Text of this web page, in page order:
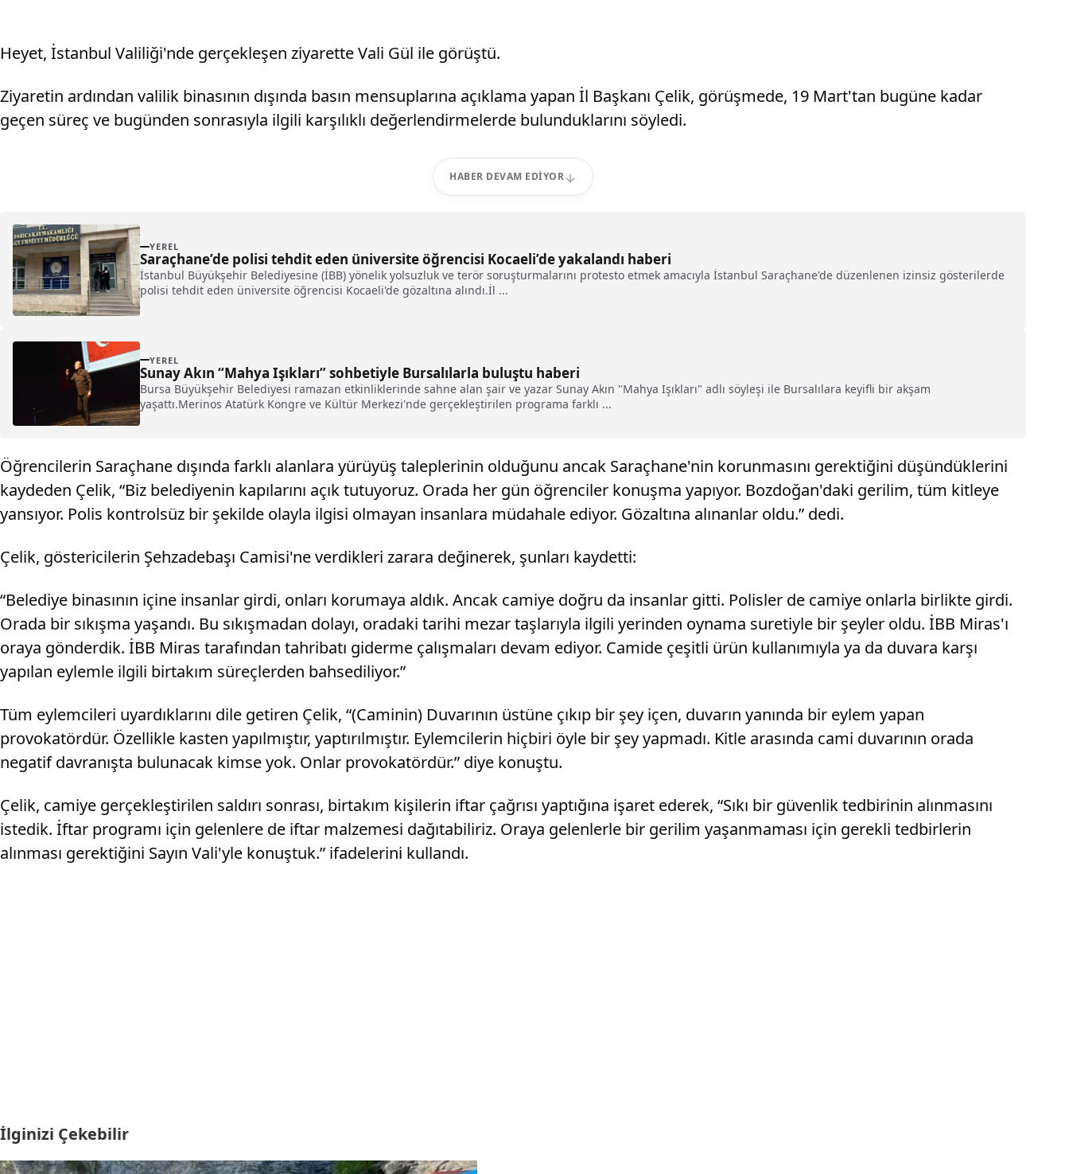
Heyet, İstanbul Valiliği'nde gerçekleşen ziyarette Vali Gül ile görüştü.
Ziyaretin ardından valilik binasının dışında basın mensuplarına açıklama yapan İl Başkanı Çelik, görüşmede, 19 Mart'tan bugüne kadar
geçen süreç ve bugünden sonrasıyla ilgili karşılıklı değerlendirmelerde bulunduklarını söyledi.
HABER DEVAM EDIYOR
YEREL
Saraçhane’de polisi tehdit eden üniversite öğrencisi Kocaeli’de yakalandı haberi
İstanbul Büyükşehir Belediyesine (İBB) yönelik yolsuzluk ve terör soruşturmalarını protesto etmek amacıyla İstanbul Saraçhane'de düzenlenen izinsiz gösterilerde
polisi tehdit eden üniversite öğrencisi Kocaeli'de gözaltına alındı.İl ...
YEREL
Sunay Akın “Mahya Işıkları” sohbetiyle Bursalılarla buluştu haberi
Bursa Büyükşehir Belediyesi ramazan etkinliklerinde sahne alan şair ve yazar Sunay Akın "Mahya Işıkları" adlı söyleşi ile Bursalılara keyifli bir akşam
yaşattı.Merinos Atatürk Kongre ve Kültür Merkezi'nde gerçekleştirilen programa farklı ...
Öğrencilerin Saraçhane dışında farklı alanlara yürüyüş taleplerinin olduğunu ancak Saraçhane'nin korunmasını gerektiğini düşündüklerini
kaydeden Çelik, “Biz belediyenin kapılarını açık tutuyoruz. Orada her gün öğrenciler konuşma yapıyor. Bozdoğan'daki gerilim, tüm kitleye
yansıyor. Polis kontrolsüz bir şekilde olayla ilgisi olmayan insanlara müdahale ediyor. Gözaltına alınanlar oldu.” dedi.
Çelik, göstericilerin Şehzadebaşı Camisi'ne verdikleri zarara değinerek, şunları kaydetti:
“Belediye binasının içine insanlar girdi, onları korumaya aldık. Ancak camiye doğru da insanlar gitti. Polisler de camiye onlarla birlikte girdi.
Orada bir sıkışma yaşandı. Bu sıkışmadan dolayı, oradaki tarihi mezar taşlarıyla ilgili yerinden oynama suretiyle bir şeyler oldu. İBB Miras'ı
oraya gönderdik. İBB Miras tarafından tahribatı giderme çalışmaları devam ediyor. Camide çeşitli ürün kullanımıyla ya da duvara karşı
yapılan eylemle ilgili birtakım süreçlerden bahsediliyor.”
Tüm eylemcileri uyardıklarını dile getiren Çelik, “(Caminin) Duvarının üstüne çıkıp bir şey içen, duvarın yanında bir eylem yapan
provokatördür. Özellikle kasten yapılmıştır, yaptırılmıştır. Eylemcilerin hiçbiri öyle bir şey yapmadı. Kitle arasında cami duvarının orada
negatif davranışta bulunacak kimse yok. Onlar provokatördür.” diye konuştu.
Çelik, camiye gerçekleştirilen saldırı sonrası, birtakım kişilerin iftar çağrısı yaptığına işaret ederek, “Sıkı bir güvenlik tedbirinin alınmasını
istedik. İftar programı için gelenlere de iftar malzemesi dağıtabiliriz. Oraya gelenlerle bir gerilim yaşanmaması için gerekli tedbirlerin
alınması gerektiğini Sayın Vali'yle konuştuk.” ifadelerini kullandı.
İlginizi Çekebilir